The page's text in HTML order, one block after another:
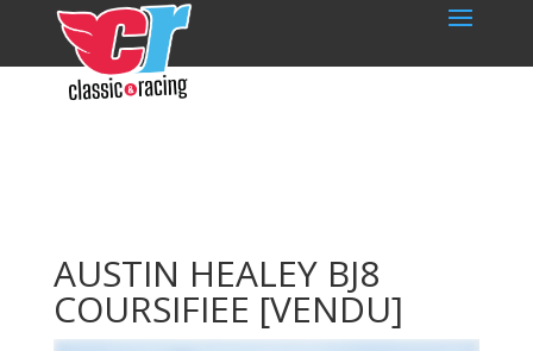
AUSTIN HEALEY BJ8
COURSIFIEE [VENDU]